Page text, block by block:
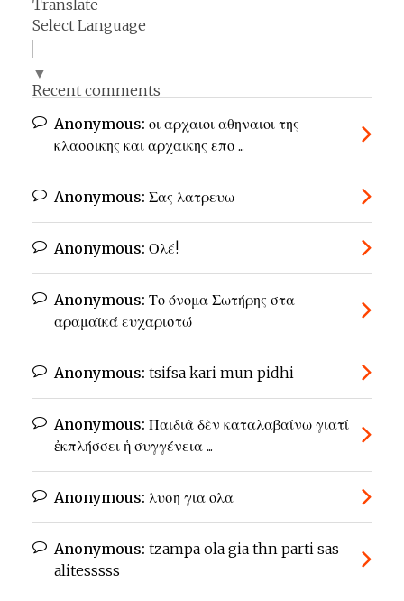
Translate
Select Language
▼
Recent comments
Anonymous: οι αρχαιοι αθηναιοι της
κλασσικης και αρχαικης επο ...
Anonymous: Σας λατρευω
Anonymous: Ολέ!
Anonymous: Το όνομα Σωτήρης στα
αραμαϊκά ευχαριστώ
Anonymous: tsifsa kari mun pidhi
Anonymous: Παιδιὰ δὲν καταλαβαίνω γιατί
ἐκπλήσσει ἡ συγγένεια ...
Anonymous: λυση για ολα
Anonymous: tzampa ola gia thn parti sas
alitesssss